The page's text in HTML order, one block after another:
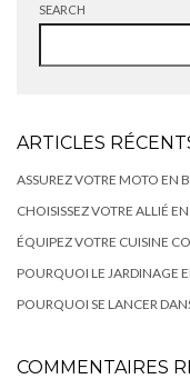
SEARCH
ARTICLES
ASSUREZ VOTRE MOTO EN
CHOISISSEZ VOTRE ALLIÉ
ÉQUIPEZ VOTRE CUISINE
POURQUOI LE JARDINAGE
POURQUOI SE LANCER
COMMENTAIRES